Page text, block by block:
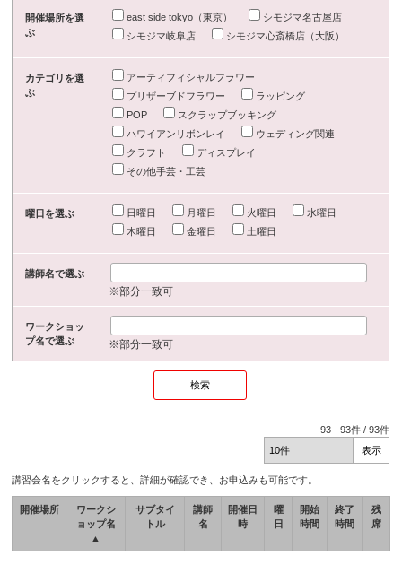
開催場所を選
ぶ
east side tokyo（東京）
シモジマ名古屋店
シモジマ岐阜店
シモジマ心斎橋店（大阪）
カテゴリを選
ぶ
アーティフィシャルフラワー
プリザーブドフラワー
ラッピング
POP
スクラップブッキング
ハワイアンリボンレイ
ウェディング関連
クラフト
ディスプレイ
その他手芸・工芸
曜日を選ぶ 日曜日 月曜日 火曜日
水曜日
木曜日
金曜日 土曜日
講師名で選ぶ
※部分一致可
ワークショッ
プ名で選ぶ
※部分一致可
93 -93件 /93件
講習会名をクリックすると、詳細が確認でき、お申込みも可能です。
開催場所
ワークシ
ョップ名
▲
サブタイ
トル
講師
名
開催日
時
曜
日
開始
時間
終了
時間
残
席